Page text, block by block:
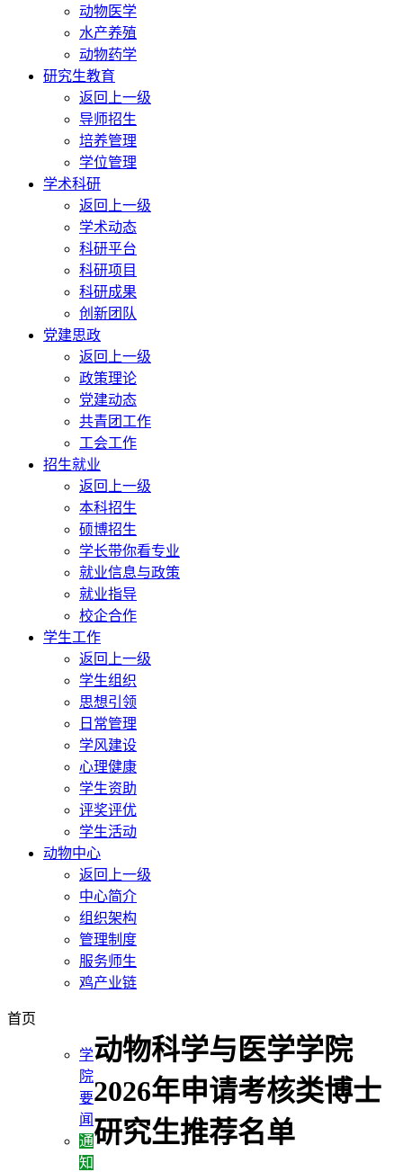
动物医学
水产养殖
动物药学
研究生教育
返回上一级
导师招生
培养管理
学位管理
学术科研
返回上一级
学术动态
科研平台
科研项目
科研成果
创新团队
党建思政
返回上一级
政策理论
党建动态
共青团工作
工会工作
招生就业
返回上一级
本科招生
硕博招生
学长带你看专业
就业信息与政策
就业指导
校企合作
学生工作
返回上一级
学生组织
思想引领
日常管理
学风建设
心理健康
学生资助
评奖评优
学生活动
动物中心
返回上一级
中心简介
组织架构
管理制度
服务师生
鸡产业链
首页
学
院
要
闻
通
知
动物科学与医学学院
2026年申请考核类博士
研究生推荐名单